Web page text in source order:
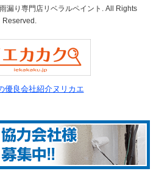
漏り専門店リベラルペイント. All Rights
Reserved.